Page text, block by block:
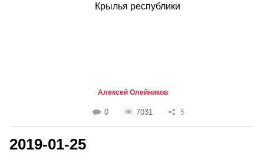
Крылья республики
Алексей Олейников
0 7031 5
2019-01-25